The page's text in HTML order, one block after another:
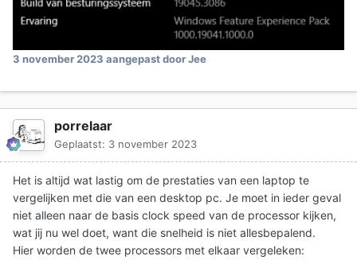
3 november 2023 aangepast door Jee
porrelaar
Geplaatst: 3 november 2023
Het is altijd wat lastig om de prestaties van een laptop te
vergelijken met die van een desktop pc. Je moet in ieder geval
niet alleen naar de basis clock speed van de processor kijken,
wat jij nu wel doet, want die snelheid is niet allesbepalend.
Hier worden de twee processors met elkaar vergeleken: